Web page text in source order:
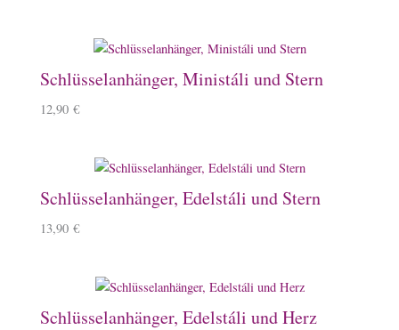
Schlüsselanhänger, Ministáli und Stern
12,90 €
Schlüsselanhänger, Edelstáli und Stern
13,90 €
Schlüsselanhänger, Edelstáli und Herz